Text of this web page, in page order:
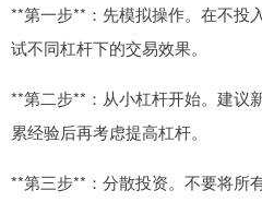
**第一步**：先模拟操作。在不投
试不同杠杆下的交易效果。
**第二步**：从小杠杆开始。建议
累经验后再考虑提高杠杆。
**第三步**：分散投资。不要将所